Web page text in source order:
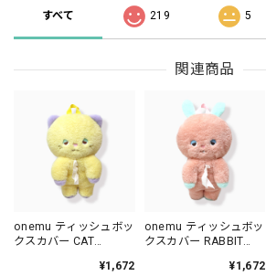
すべて 219 5
関連商品
onemu ティッシュボッ
クスカバー CAT
¥1,672
onemu ティッシュボッ
クスカバー RABBIT
¥1,672